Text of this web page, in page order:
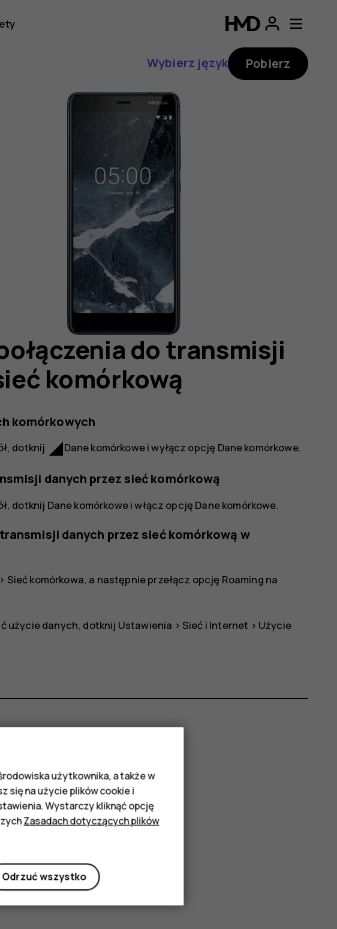
Wybierz język Pobierz
do transmisji
komórkową
komórkowych
dotknij network_cell Dane komórkowei wyłącz opcję Dane komórkowe.
danych przez sieć komórkową
dotknij Dane komórkowei włącz opcję Dane komórkowe.
danych przez sieć komórkową w
> Sieć komórkowa, a następnie przełącz opcję Roaming na
użycie danych, dotknij Ustawienia > Sieć i Internet > Użycie
użytkownika, a także w
się na użycie plików cookie i
Wystarczy kliknąć opcję
Zasadach dotyczących plików
Odrzuć wszystko